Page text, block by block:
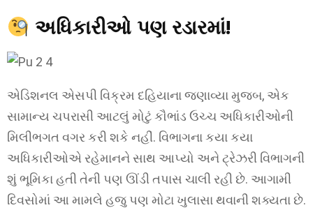
અધિકારીઓ પણ રડારમાં!
એડિશનલ એસપી વિક્રમ દહિયાના જણાવ્યા મુજબ, એક
સામાન્ય ચપરાસી આટલું મોટું કૌભાંડ ઉચ્ચ અધિકારીઓની
મિલીભગત વગર કરી શકે નહીં. વિભાગના કયા કયા
અધિકારીઓએ રહેમાનને સાથ આપ્યો અને ટ્રેઝરી વિભાગની
શું ભૂમિકા હતી તેની પણ ઊંડી તપાસ ચાલી રહી છે. આગામી
દિવસોમાં આ મામલે હજુ પણ મોટા ખુલાસા થવાની શક્યતા છે.